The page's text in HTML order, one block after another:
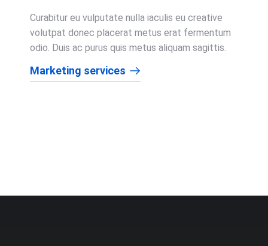
Curabitur eu vulputate nulla iaculis eu creative
volutpat donec placerat metus erat fermentum
odio. Duis ac purus quis metus aliquam sagittis.
Marketing services